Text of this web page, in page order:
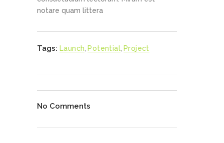
notare quam littera
Tags: Launch Potential Project
No Comments